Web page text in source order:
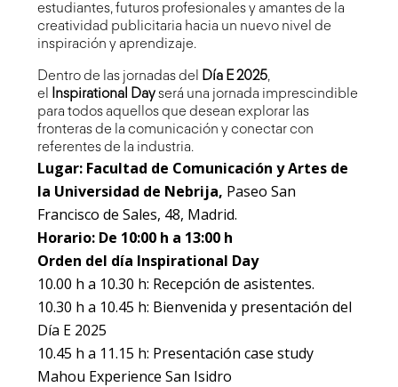
estudiantes, futuros profesionales y amantes de la
creatividad publicitaria hacia un nuevo nivel de
inspiración y aprendizaje.
Dentro de las jornadas del Día E 2025,
el
Inspirational Dayserá una jornada imprescindible
para todos aquellos que desean explorar las
fronteras de la comunicación y conectar con
referentes de la industria.
Lugar: Facultad de Comunicación y Artes de
la Universidad de Nebrija, Paseo San
Francisco de Sales, 48, Madrid.
Horario: De 10:00 h a 13:00 h
Orden del día Inspirational Day
10.00 h a 10.30 h: Recepción de asistentes.
10.30 h a 10.45 h: Bienvenida y presentación del
Día E 2025
10.45 h a 11.15 h: Presentación case study
Mahou Experience San Isidro